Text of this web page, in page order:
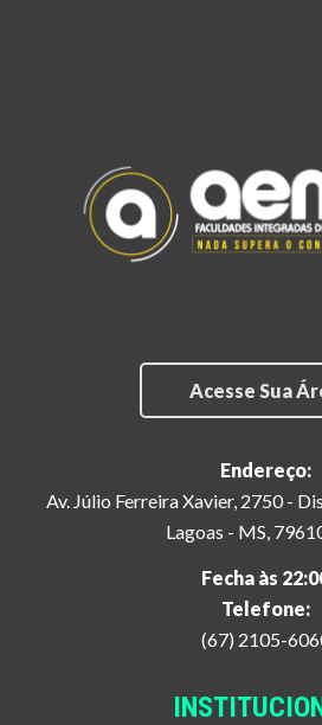
Acesse Sua
Endereço:
Av. Júlio Ferreira Xavier, 2750 -
Lagoas - MS,
Fecha às
Telefone:
(67) 2105-